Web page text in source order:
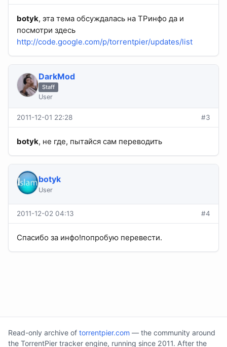
botyk, эта тема обсуждалась на TPинфо да и
посмотри здесь
http://code.google.com/p/torrentpier/updates/list
DarkMod
Staff
User
2011-12-01 22:28 #3
botyk, не где, пытайся сам переводить
botyk
User
2011-12-02 04:13 #4
Спасибо за инфо!попробую перевести.
Read-only archive of torrentpier.com — the community around
the TorrentPier tracker engine, running since 2011. After the